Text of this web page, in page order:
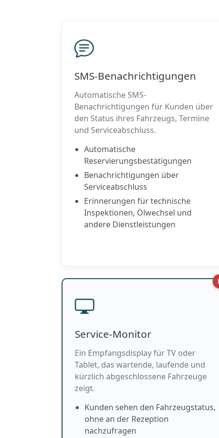
SMS-Benachrichtigungen
Automatische SMS-
Benachrichtigungen für Kunden über
den Status ihres Fahrzeugs, Termine
und Serviceabschluss.
Automatische
Reservierungsbestätigungen
Benachrichtigungen über
Serviceabschluss
Erinnerungen für technische
Inspektionen, Ölwechsel und
andere Dienstleistungen
Service-Monitor
Ein Empfangsdisplay für TV oder
Tablet, das wartende, laufende und
kürzlich abgeschlossene Fahrzeuge
zeigt.
Kunden sehen den Fahrzeugstatus,
ohne an der Rezeption
nachzufragen